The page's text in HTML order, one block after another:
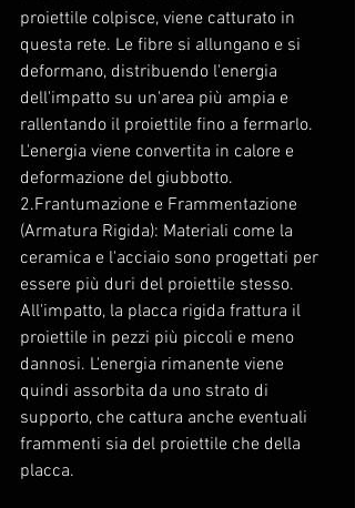
proiettile colpisce, viene catturato in
questa rete. Le fibre si allungano e si
deformano, distribuendo l'energia
dell'impatto su un'area più ampia e
rallentando il proiettile fino a fermarlo.
L'energia viene convertita in calore e
deformazione del giubbotto.
2.Frantumazione e Frammentazione
(Armatura Rigida): Materiali come la
ceramica e l'acciaio sono progettati per
essere più duri del proiettile stesso.
All'impatto, la placca rigida frattura il
proiettile in pezzi più piccoli e meno
dannosi. L'energia rimanente viene
quindi assorbita da uno strato di
supporto, che cattura anche eventuali
frammenti sia del proiettile che della
placca.